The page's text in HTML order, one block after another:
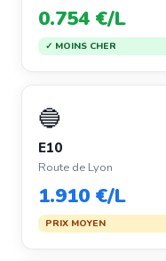
0.754 €/L
✓ MOINS CHER
🔵
E10
Route de Lyon
1.910 €/L
PRIX MOYEN